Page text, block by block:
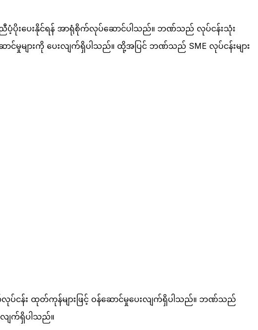
ကူညီပံ့ပိုးပေးနိုင်ရန် အာရုံစိုက်လုပ်ဆောင်ပါသည်။ ဘဏ်သည် လုပ်ငန်းသုံး
င်မှုများကို ပေးလျက်ရှိပါသည်။ ထို့အပြင် ဘဏ်သည် SME လုပ်ငန်းများ
ပ်ငန်း ထုတ်ကုန်များဖြင့် ဝန်ဆောင်မှုပေးလျက်ရှိပါသည်။ ဘဏ်သည်
လျက်ရှိပါသည်။